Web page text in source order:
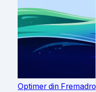
Optimer din